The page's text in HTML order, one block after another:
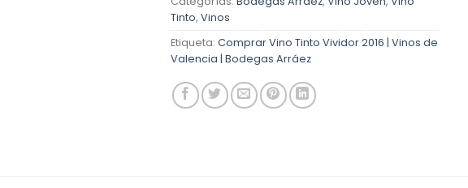
Tinto, Vinos
Etiqueta: Comprar Vino Tinto Vividor 2016 | Vinos de
Valencia | Bodegas Arráez